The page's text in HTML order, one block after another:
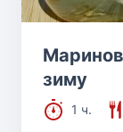
зиму
1 ч.